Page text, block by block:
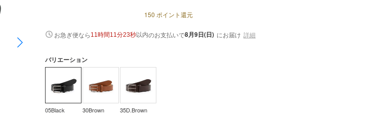
150 ポイント還元
お急ぎ便なら 11時間11分23秒以内のお支払いで8月9日(日) にお届け 詳細
バリエーション
05Black 30Brown 35D.Brown